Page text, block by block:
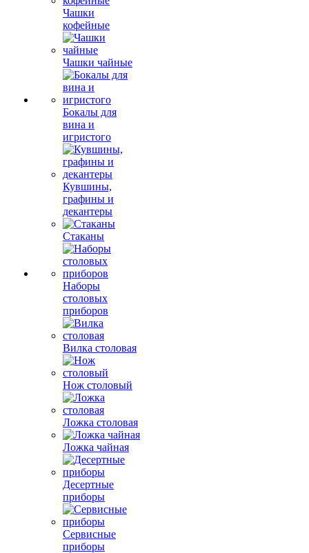
Чашки
кофейные
Чашки чайные
Бокалы для
вина и
игристого
Кувшины,
графины и
декантеры
Стаканы
Наборы
столовых
приборов
Вилка столовая
Нож столовый
Ложка столовая
Ложка чайная
Десертные
приборы
Сервисные
приборы